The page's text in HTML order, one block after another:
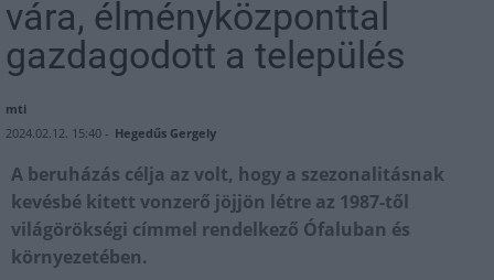
vára, élményközponttal
gazdagodott a település
mti
2024.02.12. 15:40 - Hegedűs Gergely
A beruházás célja az volt, hogy a szezonalitásnak
kevésbé kitett vonzerő jöjjön létre az 1987-től
világörökségi címmel rendelkező Ófaluban és
környezetében.